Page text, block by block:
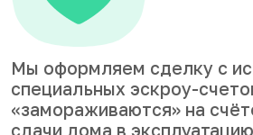
Мы оформляем сделку с
специальных эскроу-
«замораживаются» на
сдачи дома в